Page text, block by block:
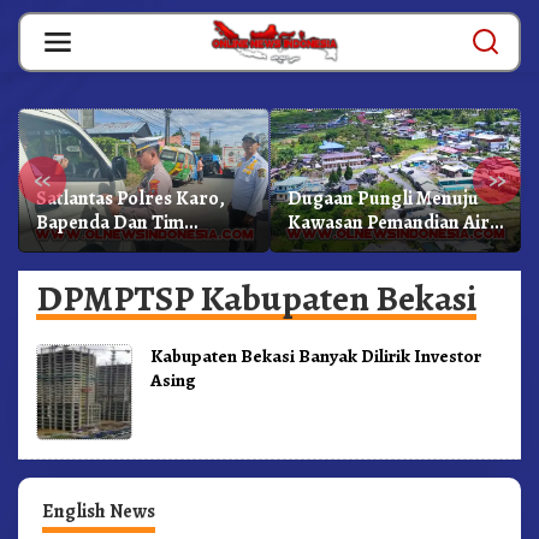
Skip
content
« »
Satlantas Polres Karo,
Bapenda Dan Tim
Lainnya Gelar Oprasi
Sadar Pajak Kenderaan
Dugaan Pungli Menuju
Kawasan Pemandian Air
Panas Semangat Gunung
– Doulu Foto Dan
Videokan!
DPMPTSP Kabupaten Bekasi
Kabupaten Bekasi Banyak Dilirik Investor
Asing
English News